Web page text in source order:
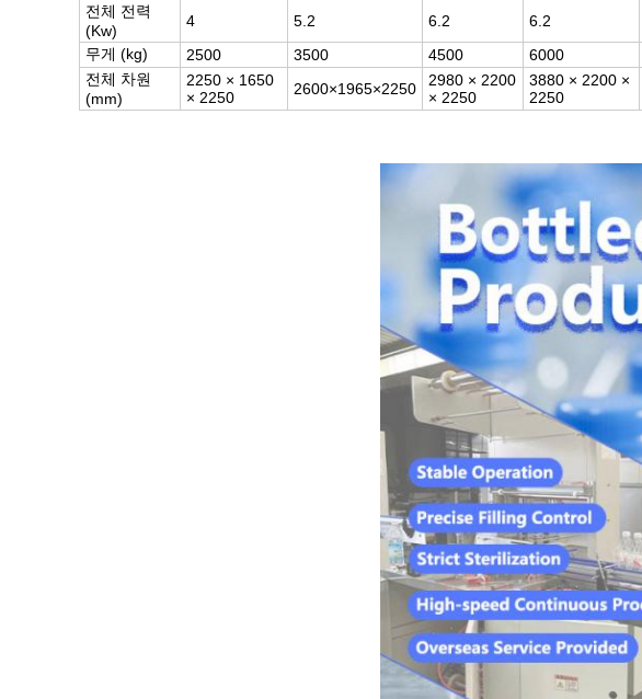
전체 전력
(Kw)
4 5.2 6.2 6.2
무게 (kg)
2500 3500 4500 6000
전체 차원
(mm)
2250 × 1650
× 2250
2600×1965×2250
2980 × 2200
× 2250
3880 × 2200 ×
2250